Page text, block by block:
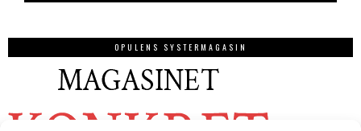
OPULENS SYSTERMAGASIN